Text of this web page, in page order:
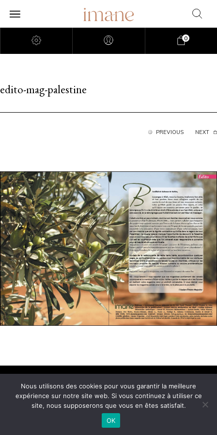
0
edito-mag-palestine
PREVIOUS NEXT
© 2021 Imane Magazine All rights reserved.
Nous utilisons des cookies pour vous garantir la meilleure
expérience sur notre site web. Si vous continuez à utiliser ce
site, nous supposerons que vous en êtes satisfait.
OK